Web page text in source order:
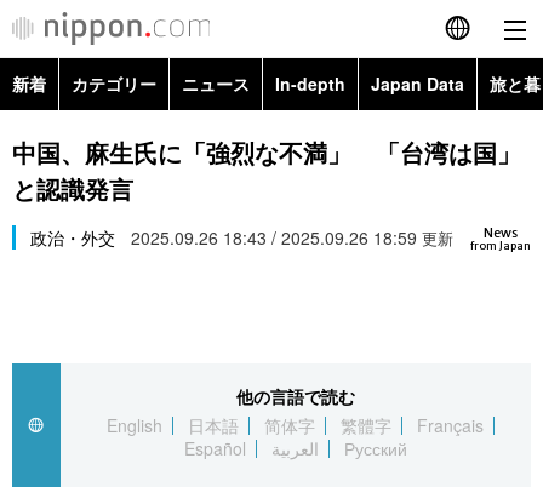
English
简体字
Русский
カテゴリー
経済・ビジネス
国際
トップ
アーカイブ
In-depth
Japan Data
新着 カテゴリー ニュース In-depth Japan Data 旅と
政治・外交
経済・ビジネス
Topics
中国、麻生氏に「強烈な不満」 「台湾は国」
と認識発言
News
from Japan
政治・外交 2025.09.26 18:43 / 2025.09.26 18:59 更新
他の言語で読む
English
日本語 简体字 繁體字
Français
Español
العربية Русский